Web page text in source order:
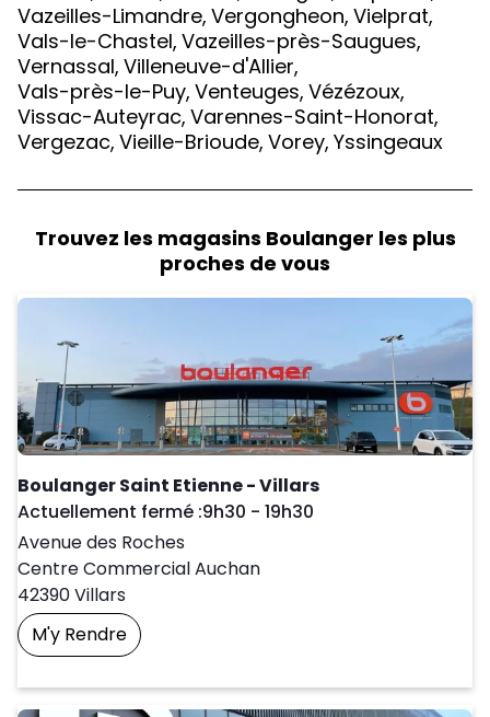
Vazeilles-Limandre, Vergongheon, Vielprat,
Vals-le-Chastel, Vazeilles-près-Saugues,
Vernassal, Villeneuve-d'Allier,
Vals-près-le-Puy, Venteuges, Vézézoux,
Vissac-Auteyrac, Varennes-Saint-Honorat,
Vergezac, Vieille-Brioude, Vorey, Yssingeaux
Trouvez les magasins Boulanger les plus
proches de vous
Boulanger Saint Etienne - Villars
Actuellement fermé :Day of the Week
9h30 - 19h30
Avenue des Roches
Centre Commercial Auchan
42390Villars
M'y RendrePrendre Un Rendez-Vous